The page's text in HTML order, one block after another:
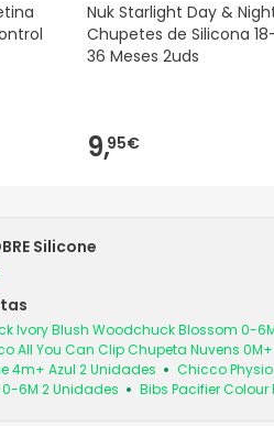
Nuk Starlight Day &
Chupetes de Silicona
36 Meses 2uds
9,95€
Silicone
Ivory Blush Woodchuck Blossom 0-
All You Can Clip Chupeta Nuvens
4m+ Azul 2 Unidades
Chicco
6M 2 Unidades Bibs Pacifier